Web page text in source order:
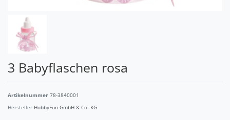
3 Babyflaschen rosa
Artikelnummer 78-3840001
Hersteller HobbyFun GmbH & Co. KG